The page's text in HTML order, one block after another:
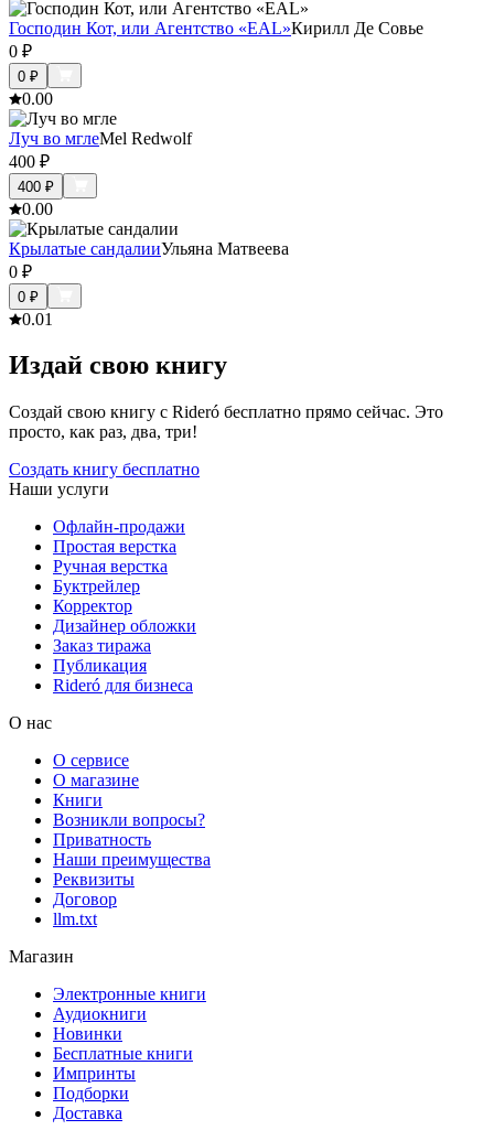
Господин Кот, или Агентство «EAL»Кирилл Де Совье
0 ₽
0 ₽
0.00
Луч во мглеMel Redwolf
400 ₽
400 ₽
0.00
Крылатые сандалииУльяна Матвеева
0 ₽
0 ₽
0.01
Издай свою книгу
Создай свою книгу с Rideró бесплатно прямо сейчас. Это
просто, как раз, два, три!
Создать книгу бесплатно
Наши услуги
Офлайн-продажи
Простая верстка
Ручная верстка
Буктрейлер
Корректор
Дизайнер обложки
Заказ тиража
Публикация
Rideró для бизнеса
О нас
О сервисе
О магазине
Книги
Возникли вопросы?
Приватность
Наши преимущества
Реквизиты
Договор
llm.txt
Магазин
Электронные книги
Аудиокниги
Новинки
Бесплатные книги
Импринты
Подборки
Доставка